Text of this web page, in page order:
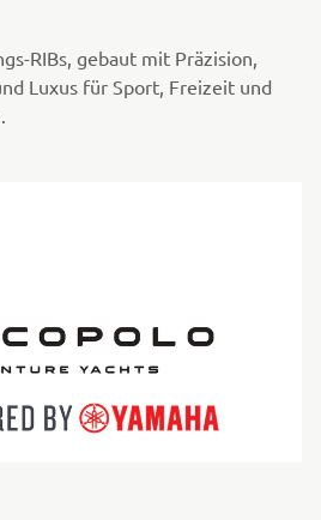
RIBs, gebaut mit Präzision,
Luxus für Sport, Freizeit und